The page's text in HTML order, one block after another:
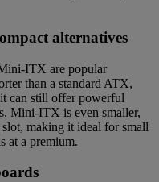
alternatives
ITX are popular
than a standard ATX,
can still offer powerful
Mini-ITX is even smaller,
making it ideal for small
at a premium.